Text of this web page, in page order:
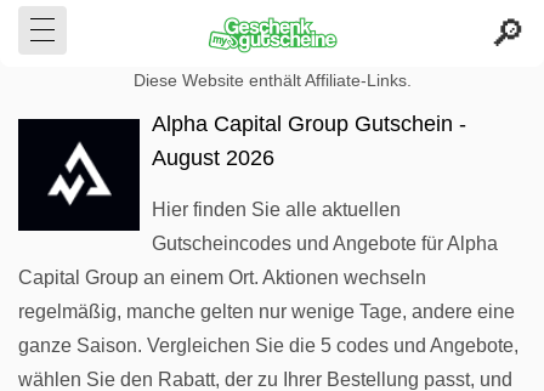
Diese Website enthält Affiliate-Links.
Alpha Capital Group Gutschein -
August 2026
Hier finden Sie alle aktuellen
Gutscheincodes und Angebote für Alpha
Capital Group an einem Ort. Aktionen wechseln
regelmäßig, manche gelten nur wenige Tage, andere eine
ganze Saison. Vergleichen Sie die 5 codes und Angebote,
wählen Sie den Rabatt, der zu Ihrer Bestellung passt, und